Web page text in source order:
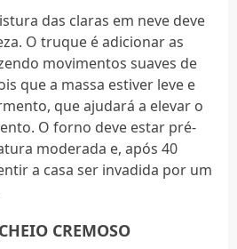
das claras em neve deve
O truque é adicionar as
movimentos suaves de
que a massa estiver leve e
que ajudará a elevar o
O forno deve estar pré-
moderada e, após 40
a casa ser invadida por um
CREMOSO